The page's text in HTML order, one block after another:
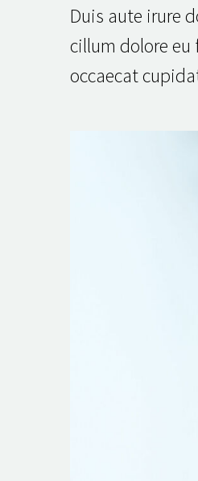
Duis aute irure
cillum dolore
occaecat